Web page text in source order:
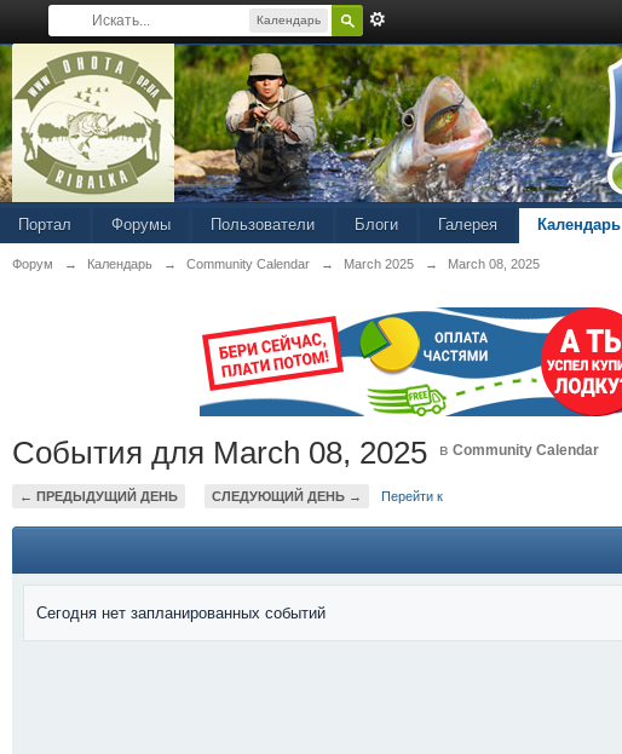
Календарь
Портал Форумы Пользователи Блоги Галерея Календарь
Форум → Календарь → Community Calendar → March 2025 → March 08, 2025
События для March 08, 2025 в Community Calendar
← ПРЕДЫДУЩИЙ ДЕНЬ СЛЕДУЮЩИЙ ДЕНЬ → Перейти к
Сегодня нет запланированных событий